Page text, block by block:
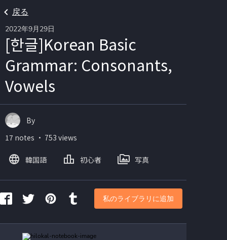
戻る
2022年9月29日
[한글]Korean Basic
Grammar: Consonants,
Vowels
By
17 notes ・ 753 views
韓国語 初心者 写真
私のライブラリに追加